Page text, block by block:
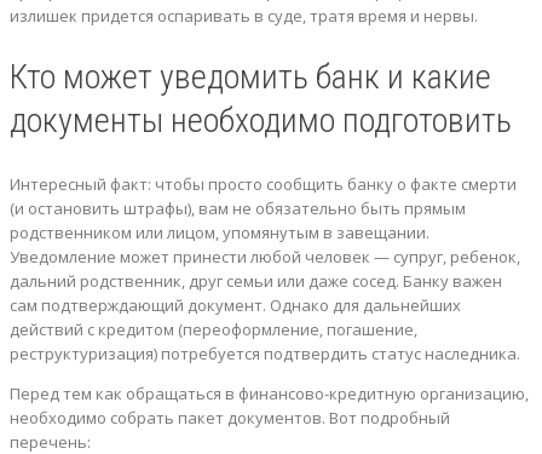
излишек придется оспаривать в суде, тратя время и нервы.
Кто может уведомить банк и какие
документы необходимо подготовить
Интересный факт: чтобы просто сообщить банку о факте смерти
(и остановить штрафы), вам не обязательно быть прямым
родственником или лицом, упомянутым в завещании.
Уведомление может принести любой человек — супруг, ребенок,
дальний родственник, друг семьи или даже сосед. Банку важен
сам подтверждающий документ. Однако для дальнейших
действий с кредитом (переоформление, погашение,
реструктуризация) потребуется подтвердить статус наследника.
Перед тем как обращаться в финансово-кредитную организацию,
необходимо собрать пакет документов. Вот подробный
перечень: